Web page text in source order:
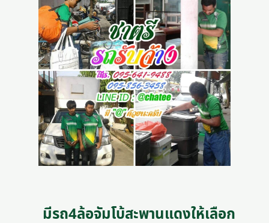
มีรถ4ล้อจัมโบ้สะพานแดงให้เลือก